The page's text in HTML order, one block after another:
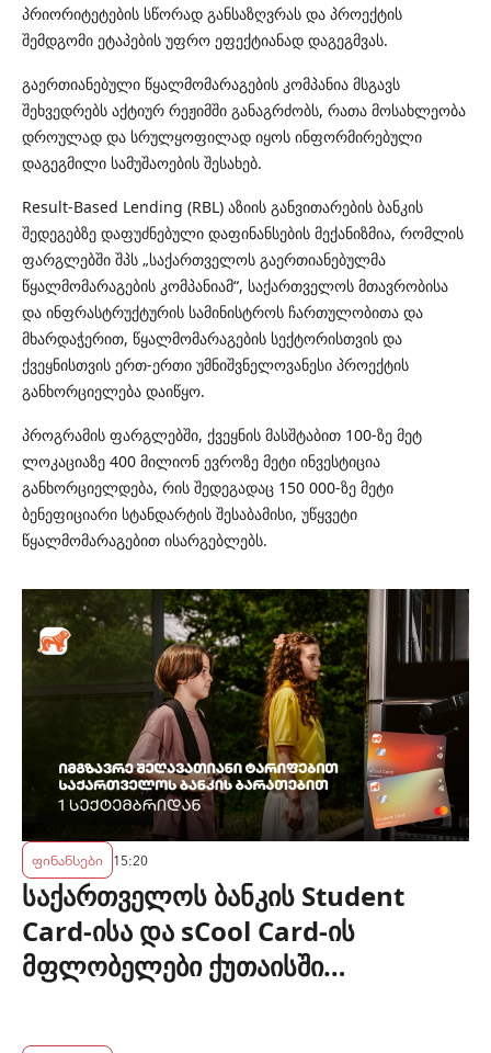
პრიორიტეტების სწორად განსაზღვრას და პროექტის
შემდგომი ეტაპების უფრო ეფექტიანად დაგეგმვას.
გაერთიანებული წყალმომარაგების კომპანია მსგავს
შეხვედრებს აქტიურ რეჟიმში განაგრძობს, რათა მოსახლეობა
დროულად და სრულყოფილად იყოს ინფორმირებული
დაგეგმილი სამუშაოების შესახებ.
Result-Based Lending (RBL) აზიის განვითარების ბანკის
შედეგებზე დაფუძნებული დაფინანსების მექანიზმია, რომლის
ფარგლებში შპს „საქართველოს გაერთიანებულმა
წყალმომარაგების კომპანიამ“, საქართველოს მთავრობისა
და ინფრასტრუქტურის სამინისტროს ჩართულობითა და
მხარდაჭერით, წყალმომარაგების სექტორისთვის და
ქვეყნისთვის ერთ-ერთი უმნიშვნელოვანესი პროექტის
განხორციელება დაიწყო.
პროგრამის ფარგლებში, ქვეყნის მასშტაბით 100-ზე მეტ
ლოკაციაზე 400 მილიონ ევროზე მეტი ინვესტიცია
განხორციელდება, რის შედეგადაც 150 000-ზე მეტი
ბენეფიციარი სტანდარტის შესაბამისი, უწყვეტი
წყალმომარაგებით ისარგებლებს.
ფინანსები 15:20
საქართველოს ბანკის Student
Card-ისა და sCool Card-ის
მფლობელები ქუთაისში
ტარიფით ისარგებლებენ